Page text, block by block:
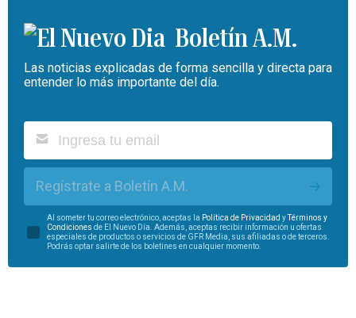
Boletín A.M.
Las noticias explicadas de forma sencilla y directa para
entender lo más importante del día.
Regístrate a Boletín A.M.
Al someter tu correo electrónico, aceptas la Política de Privacidad yTérminos y
Condiciones de El Nuevo Día. Además, aceptas recibir información u ofertas
especiales de productos o servicios de GFR Media, sus afiliadas o de terceros.
Podrás optar salirte de los boletines en cualquier momento.